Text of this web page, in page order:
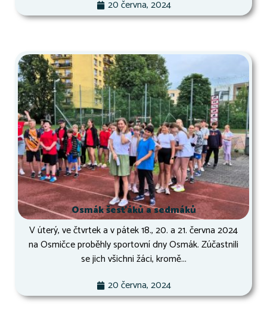
20 června, 2024
Osmák šesťáků a sedmáků
V úterý, ve čtvrtek a v pátek 18., 20. a 21. června 2024
na Osmičce proběhly sportovní dny Osmák. Zúčastnili
se jich všichni žáci, kromě...
20 června, 2024